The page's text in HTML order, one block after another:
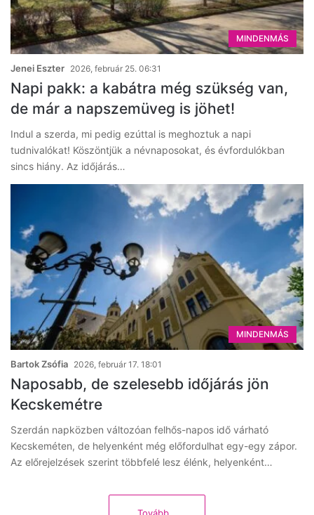
MINDENMÁS
Jenei Eszter 2026, február 25. 06:31
Napi pakk: a kabátra még szükség van,
de már a napszemüveg is jöhet!
Indul a szerda, mi pedig ezúttal is meghoztuk a napi
tudnivalókat! Köszöntjük a névnaposokat, és évfordulókban
sincs hiány. Az időjárás…
MINDENMÁS
Bartok Zsófia 2026, február 17. 18:01
Naposabb, de szelesebb időjárás jön
Kecskemétre
Szerdán napközben változóan felhős-napos idő várható
Kecskeméten, de helyenként még előfordulhat egy-egy zápor.
Az előrejelzések szerint többfelé lesz élénk, helyenként…